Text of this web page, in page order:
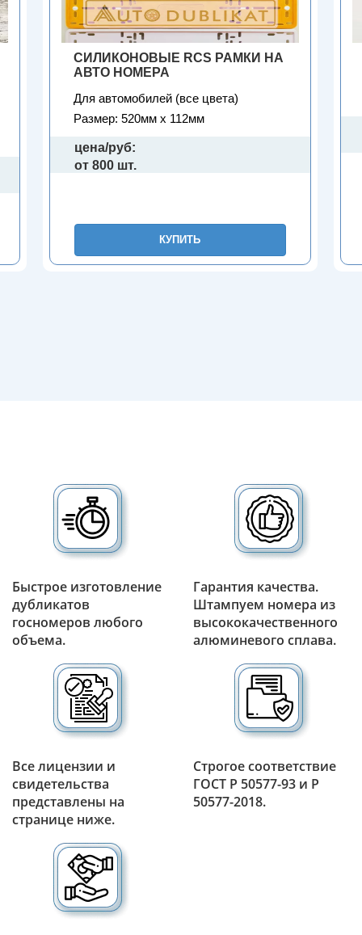
СИЛИКОНОВЫЕ RCS РАМКИ НА
АВТО НОМЕРА
Для автомобилей (все цвета)
Размер: 520мм х 112мм
цена/руб:
от 800 шт.
КУПИТЬ
Быстрое изготовление
дубликатов
госномеров любого
объема.
Гарантия качества.
Штампуем номера из
высококачественного
алюминевого сплава.
Все лицензии и
свидетельства
представлены на
странице ниже.
Строгое соответствие
ГОСТ Р 50577-93 и Р
50577-2018.